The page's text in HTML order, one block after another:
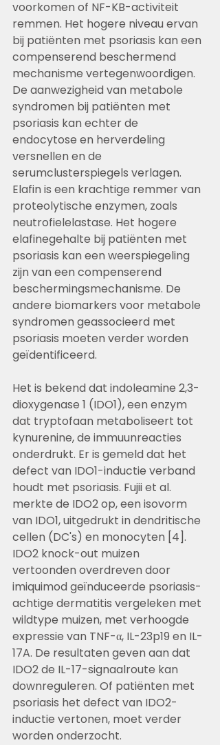
voorkomen of NF-KB-activiteit
remmen. Het hogere niveau ervan
bij patiënten met psoriasis kan een
compenserend beschermend
mechanisme vertegenwoordigen.
De aanwezigheid van metabole
syndromen bij patiënten met
psoriasis kan echter de
endocytose en herverdeling
versnellen en de
serumclusterspiegels verlagen.
Elafin is een krachtige remmer van
proteolytische enzymen, zoals
neutrofielelastase. Het hogere
elafinegehalte bij patiënten met
psoriasis kan een weerspiegeling
zijn van een compenserend
beschermingsmechanisme. De
andere biomarkers voor metabole
syndromen geassocieerd met
psoriasis moeten verder worden
geïdentificeerd.
Het is bekend dat indoleamine 2,3-
dioxygenase 1 (IDO1), een enzym
dat tryptofaan metaboliseert tot
kynurenine, de immuunreacties
onderdrukt. Er is gemeld dat het
defect van IDO1-inductie verband
houdt met psoriasis. Fujii et al.
merkte de IDO2 op, een isovorm
van IDO1, uitgedrukt in dendritische
cellen (DC's) en monocyten [4].
IDO2 knock-out muizen
vertoonden overdreven door
imiquimod geïnduceerde psoriasis-
achtige dermatitis vergeleken met
wildtype muizen, met verhoogde
expressie van TNF-α, IL-23p19 en IL-
17A. De resultaten geven aan dat
IDO2 de IL-17-signaalroute kan
downreguleren. Of patiënten met
psoriasis het defect van IDO2-
inductie vertonen, moet verder
worden onderzocht.